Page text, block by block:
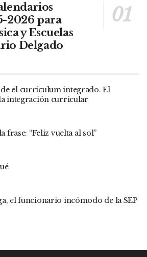
2026 para
y Escuelas
Delgado
el currículum integrado. El
integración curricular
frase: “Feliz vuelta al sol”
el funcionario incómodo de la SEP